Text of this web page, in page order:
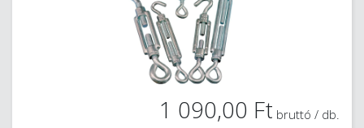
1 090,00 Ft bruttó / db.